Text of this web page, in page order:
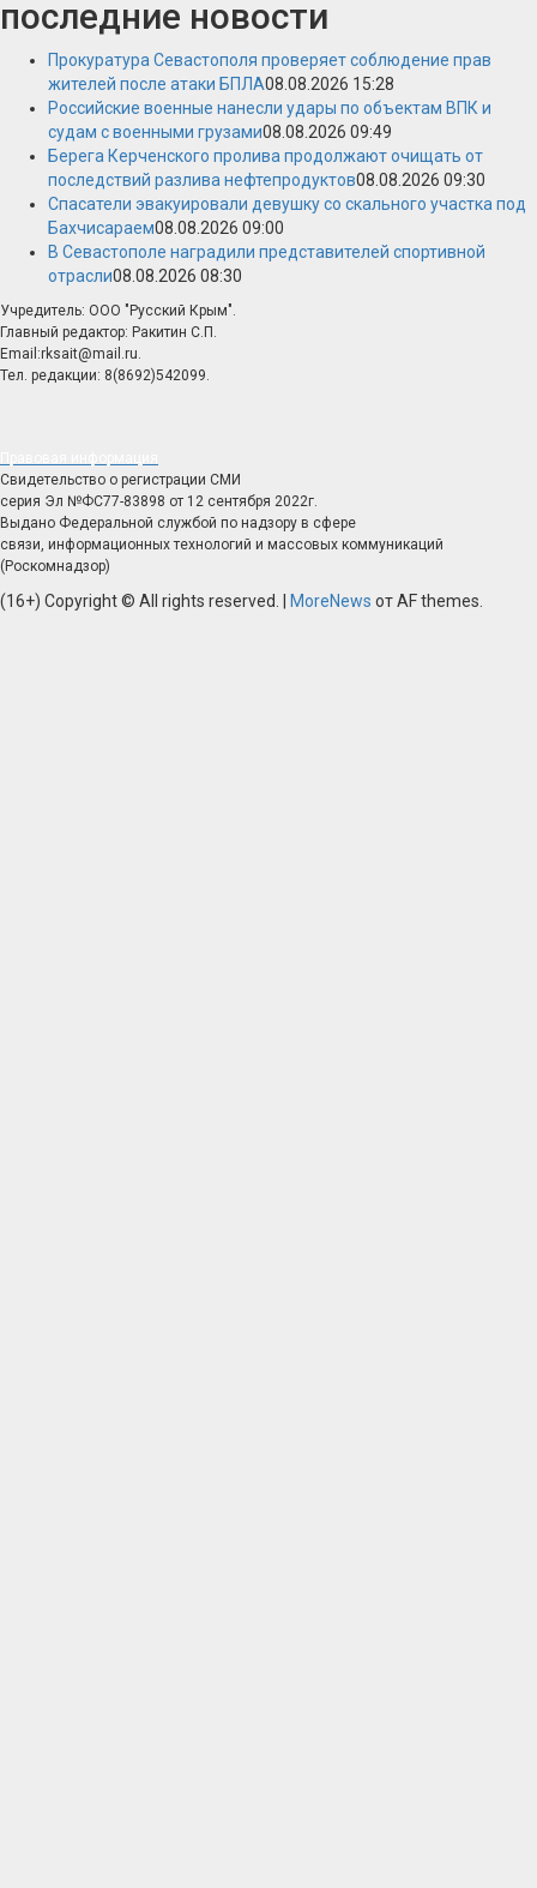
последние новости
Прокуратура Севастополя проверяет соблюдение прав
жителей после атаки БПЛА08.08.2026 15:28
Российские военные нанесли удары по объектам ВПК и
судам с военными грузами08.08.2026 09:49
Берега Керченского пролива продолжают очищать от
последствий разлива нефтепродуктов08.08.2026 09:30
Спасатели эвакуировали девушку со скального участка под
Бахчисараем08.08.2026 09:00
В Севастополе наградили представителей спортивной
отрасли08.08.2026 08:30
Учредитель: ООО "Русский Крым".
Главный редактор: Ракитин С.П.
Email:rksait@mail.ru.
Тел. редакции: 8(8692)542099.
Свидетельство о регистрации СМИ
серия Эл №ФС77-83898 от 12 сентября 2022г.
Выдано Федеральной службой по надзору в сфере
связи, информационных технологий и массовых коммуникаций
(Роскомнадзор)
(16+) Copyright © All rights reserved. MoreNews от AF themes.